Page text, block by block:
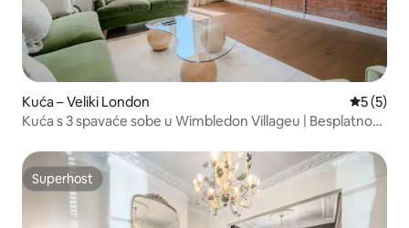
Kuća – Veliki London
5 (5)
Kuća s 3 spavaće sobe u Wimbledon Villageu | Besplatno
Superhost
Superhost